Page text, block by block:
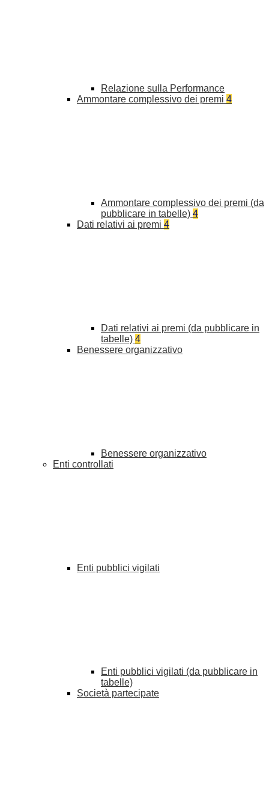
Relazione sulla Performance
Ammontare complessivo dei premi 4
Ammontare complessivo dei premi (da
pubblicare in tabelle) 4
Dati relativi ai premi 4
Dati relativi ai premi (da pubblicare in
tabelle) 4
Benessere organizzativo
Benessere organizzativo
Enti controllati
Enti pubblici vigilati
Enti pubblici vigilati (da pubblicare in
tabelle)
Società partecipate